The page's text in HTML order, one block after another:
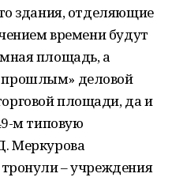
здания, отделяющие
времени будут
площадь, а
прошлым» деловой
площади, да и
м типовую
Меркурова
– учреждения